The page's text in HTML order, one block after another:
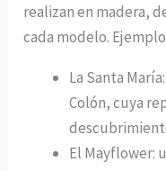
realizan en madera,
cada modelo.
La Santa
Colón, cuya
El Mayflower: